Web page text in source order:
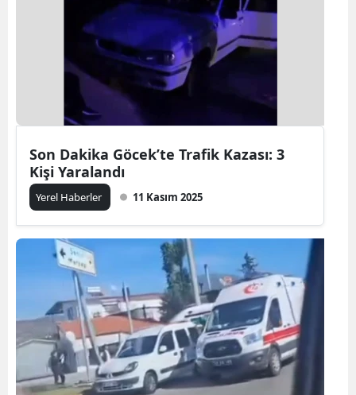
Son Dakika Göcek’te Trafik Kazası: 3
Kişi Yaralandı
Yerel Haberler 11 Kasım 2025